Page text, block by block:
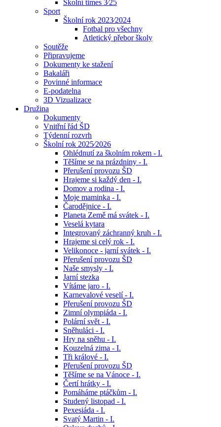
Školní times 3⁄25
Sport
Školní rok 2023⁄2024
Fotbal pro všechny
Atletický přebor školy
Soutěže
Připravujeme
Dokumenty ke stažení
Bakaláři
Povinné informace
E-podatelna
3D Vizualizace
Družina
Dokumenty
Vnitřní řád ŠD
Týdenní rozvrh
Školní rok 2025⁄2026
Ohlédnutí za školním rokem - I.
Těšíme se na prázdniny - I.
Přerušení provozu ŠD
Hrajeme si každý den - I.
Domov a rodina - I.
Moje maminka - I.
Čarodějnice - I.
Planeta Země má svátek - I.
Veselá kytara
Integrovaný záchranný kruh - I.
Hrajeme si celý rok - I.
Velikonoce - jarní svátek - I.
Přerušení provozu ŠD
Naše smysly - I.
Jarní stezka
Vítáme jaro - I.
Karnevalové veselí - I.
Přerušení provozu ŠD
Zimní olympiáda - I.
Polární svět - I.
Sněhuláci - I.
Hry na sněhu - I.
Kouzelná zima - I.
Tři králové - I.
Přerušení provozu ŠD
Těšíme se na Vánoce - I.
Čertí hrátky - I.
Pomáháme ptáčkům - I.
Studený listopad - I.
Pexesiáda - I.
Svatý Martin - I.